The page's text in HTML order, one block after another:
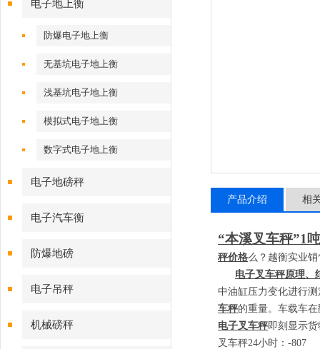
电子地上衡
防爆电子地上衡
无基坑电子地上衡
浅基坑电子地上衡
模拟式电子地上衡
数字式电子地上衡
电子地磅秤
电子汽车衡
防爆地磅
电子吊秤
机械磅秤
产品介绍 相
“本溪叉车秤”1 吨
秤价格么？越衡实业
电子叉车秤原理、
中油缸压力变化进行
车秤的重量。车载车
电子叉车秤即刻显示
叉车秤24小时： -